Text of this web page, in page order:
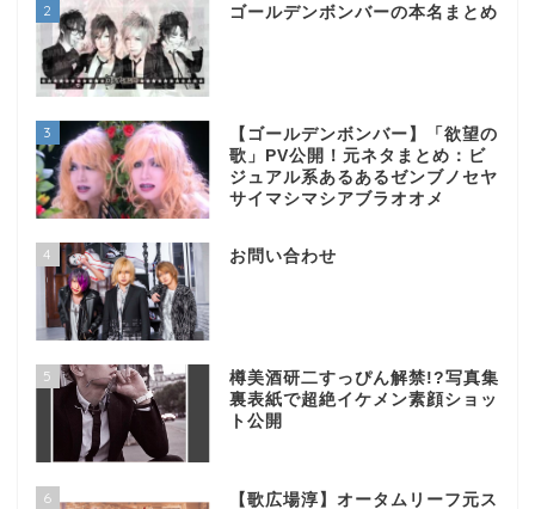
2 ゴールデンボンバーの本名まとめ
3
【ゴールデンボンバー】「欲望の
歌」PV公開！元ネタまとめ：ビ
ジュアル系あるあるゼンブノセヤ
サイマシマシアブラオオメ
4 お問い合わせ
5
樽美酒研二すっぴん解禁!?写真集
裏表紙で超絶イケメン素顔ショッ
ト公開
6 【歌広場淳】オータムリーフ元ス